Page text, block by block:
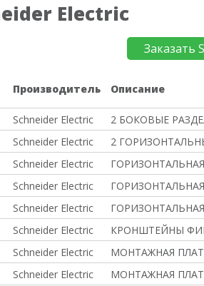
Electric
Заказать
Производитель Описание
Schneider Electric 2 БОКОВЫЕ
Schneider Electric 2
Schneider Electric ГОРИЗОНТАЛЬНАЯ
Schneider Electric ГОРИЗОНТАЛЬНАЯ
Schneider Electric ГОРИЗОНТАЛЬНАЯ
Schneider Electric КРОНШТЕЙНЫ
Schneider Electric МОНТАЖНАЯ
Schneider Electric МОНТАЖНАЯ